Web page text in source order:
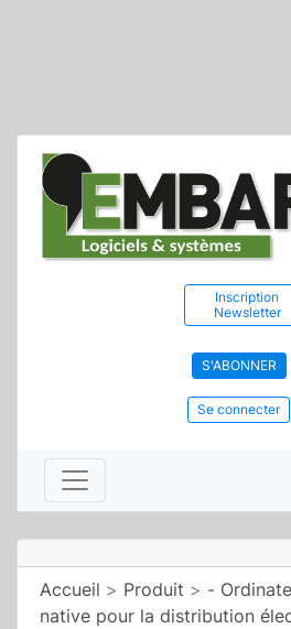
Inscription
Newsletter
S'ABONNER
Se connecter
Accueil > Produit > -
native pour la distribution